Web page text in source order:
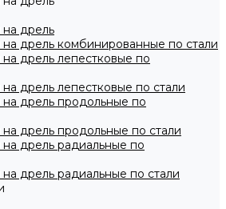
дрель
дрель комбинированные по стали
дрель лепестковые по
дрель лепестковые по стали
дрель продольные по
дрель продольные по стали
дрель радиальные по
дрель радиальные по стали